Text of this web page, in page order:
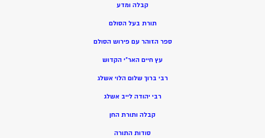
קבלה ומדע
תורת בעל הסולם
ספר הזוהר עם פירוש הסולם
עץ חיים האר”י הקדוש
רבי ברוך שלום הלוי אשלג
רבי יהודה לייב אשלג
קבלה ותורת החן
סודות התורה